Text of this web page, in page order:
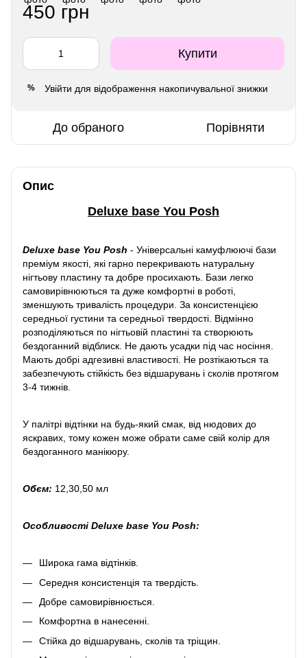
450 грн
Купити
% Увійти для відображення накопичувальної знижки
До обраного Порівняти
Опис
Deluxe base You Posh
Deluxe base You Posh - Універсальні камуфлюючі бази
преміум якості, які гарно перекривають натуральну
нігтьову пластину та добре просихають. Бази легко
самовирівнюються та дуже комфортні в роботі,
зменшують тривалість процедури. За консистенцією
середньої густини та середньої твердості. Відмінно
розподіляються по нігтьовій пластині та створюють
бездоганний відблиск. Не дають усадки під час носіння.
Мають добрі адгезивні властивості. Не розтікаються та
забезпечують стійкість без відшарувань і сколів протягом
3-4 тижнів.
У палітрі відтінки на будь-який смак, від нюдових до
яскравих, тому кожен може обрати саме свій колір для
бездоганного манікюру.
Обєм: 12,30,50 мл
Особливості Deluxe base You Posh:
Широка гама відтінків.
Середня консистенція та твердість.
Добре самовирівнюється.
Комфортна в нанесенні.
Стійка до відшарувань, сколів та тріщин.